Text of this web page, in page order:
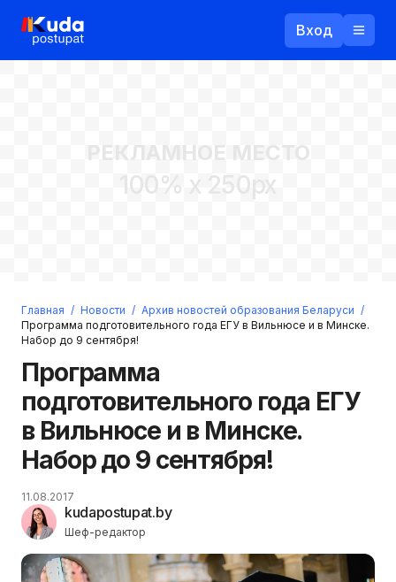
Вход
Войти
Прислать пароль
РЕКЛАМНОЕ МЕСТО
100% x 250px
Главная / Новости / Архив новостей образования Беларуси /
Программа подготовительного года ЕГУ в Вильнюсе и в Минске.
Набор до 9 сентября!
Программа
подготовительного года ЕГУ
в Вильнюсе и в Минске.
Набор до 9 сентября!
kudapostupat.by
Шеф-редактор
11.08.2017